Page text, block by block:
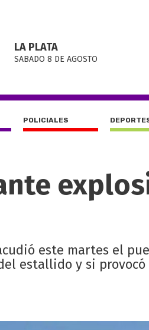
LA PLATA
SABADO 8 DE AGOSTO
POLICIALES
este martes el
estallido y si